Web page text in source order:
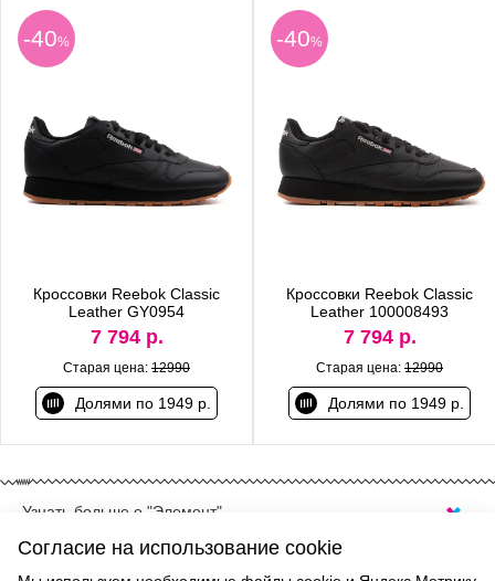
-40%
Кроссовки Reebok Classic
Leather GY0954
7 794 р.
Старая цена: 12990
Долями по 1949 р.
-40%
Кроссовки Reebok Classic
Leather 100008493
7 794 р.
Старая цена: 12990
Долями по 1949 р.
Узнать больше о "Элемент"
САНКТ-ПЕТЕРБУРГЕ
Согласие на использование cookie